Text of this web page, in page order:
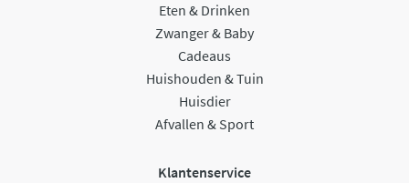
Eten & Drinken
Zwanger & Baby
Cadeaus
Huishouden & Tuin
Huisdier
Afvallen & Sport
Klantenservice